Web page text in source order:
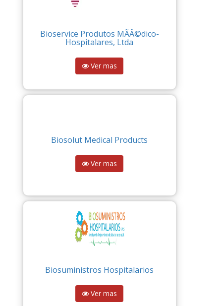
Bioservice Produtos MÃÂ©dico-
Hospitalares, Ltda
Ver mas
Biosolut Medical Products
Ver mas
Biosuministros Hospitalarios
Ver mas